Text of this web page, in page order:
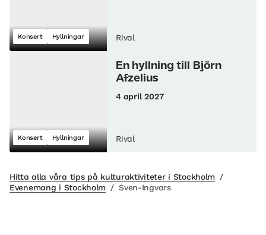
Konsert Hyllningar Rival
Konsert Hyllningar
En hyllning till Björn
Afzelius
4 april 2027
Rival
Hitta alla våra tips på kulturaktiviteter i Stockholm /
Evenemang i Stockholm / Sven-Ingvars